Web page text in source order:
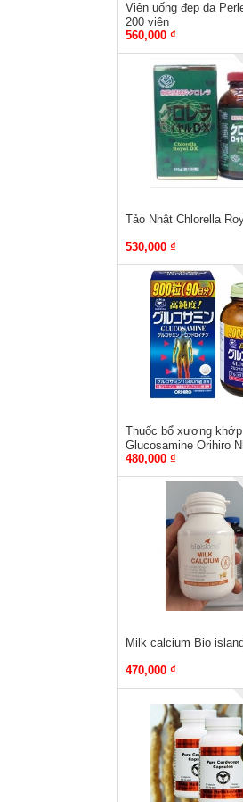
Viên uống đẹp da
200 viên
560,000 ₫
Tảo Nhật Chlorella
530,000 ₫
Thuốc bổ xương khớp
Glucosamine Orihiro
1500mg hộp 900 viên
480,000 ₫
Milk calcium Bio
470,000 ₫